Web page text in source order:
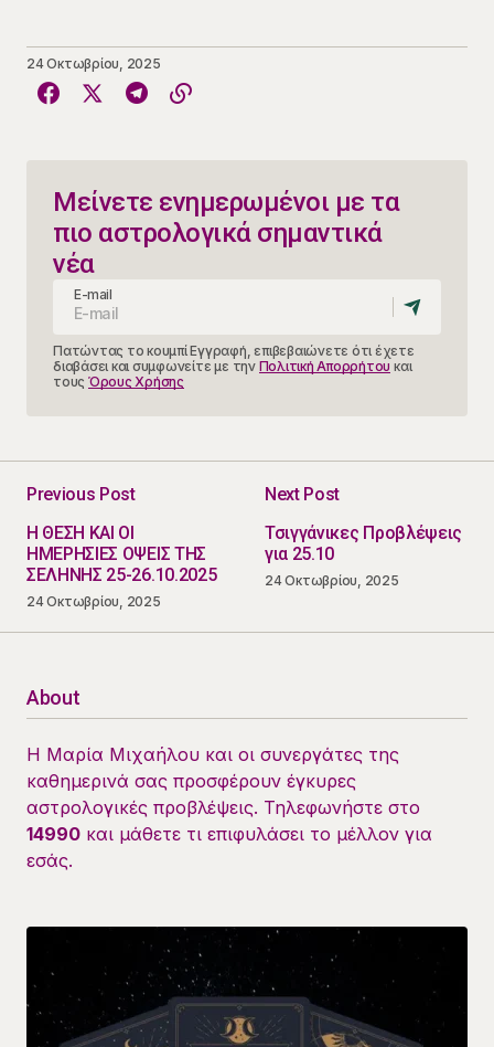
24 Οκτωβρίου, 2025
Μείνετε ενημερωμένοι με τα
πιο αστρολογικά σημαντικά
νέα
E-mail
Πατώντας το κουμπί Εγγραφή, επιβεβαιώνετε ότι έχετε
διαβάσει και συμφωνείτε με την Πολιτική Απορρήτου και
τους Όρους Χρήσης
Previous Post
Η ΘΕΣΗ ΚΑΙ ΟΙ
ΗΜΕΡΗΣΙΕΣ ΟΨΕΙΣ ΤΗΣ
ΣΕΛΗΝΗΣ 25-26.10.2025
24 Οκτωβρίου, 2025
Next Post
Τσιγγάνικες Προβλέψεις
για 25.10
24 Οκτωβρίου, 2025
About
Η Μαρία Μιχαήλου και οι συνεργάτες της
καθημερινά σας προσφέρουν έγκυρες
αστρολογικές προβλέψεις. Τηλεφωνήστε στο
14990 και μάθετε τι επιφυλάσει το μέλλον για
εσάς.